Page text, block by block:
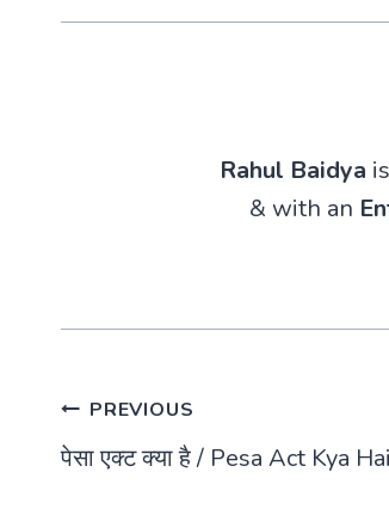
Rahul Baidya
& with an
Post
navigation
PREVIOUS
पेसा एक्ट क्या है / Pesa Act Kya